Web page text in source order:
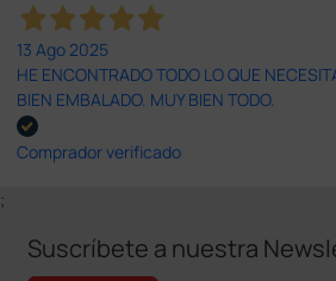
13 Ago 2025
HE ENCONTRADO TODO LO QUE
BIEN EMBALADO. MUY BIEN TODO.
Comprador verificado
;
Suscríbete a nuestra